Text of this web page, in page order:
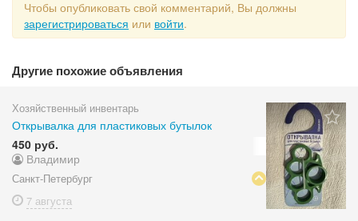
Чтобы опубликовать свой комментарий, Вы должны
зарегистрироваться или войти.
Другие похожие объявления
Хозяйственный инвентарь
Открывалка для пластиковых бутылок
450 руб.
Владимир
Санкт-Петербург
7 августа